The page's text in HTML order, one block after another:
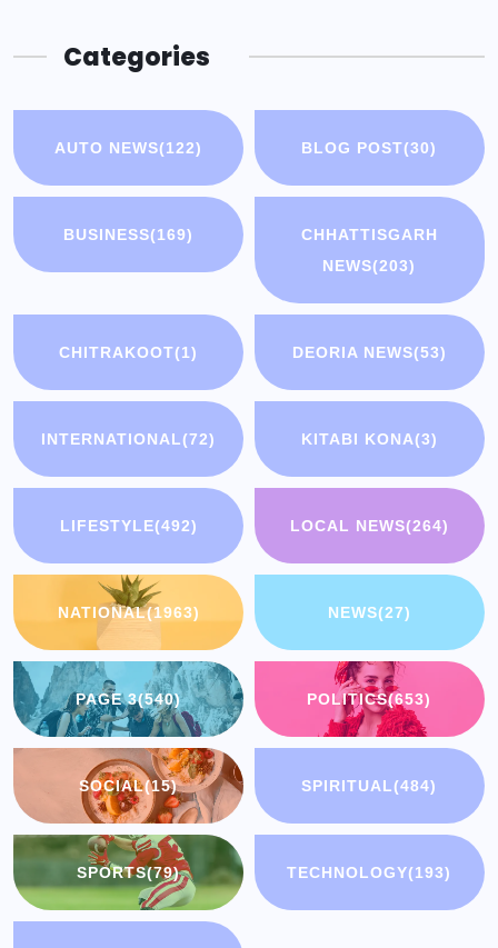
Categories
AUTO NEWS(122) BLOG POST(30)
BUSINESS(169)
CHHATTISGARH
NEWS(203)
CHITRAKOOT(1) DEORIA NEWS(53)
INTERNATIONAL(72) KITABI KONA(3)
LIFESTYLE(492) LOCAL NEWS(264)
NATIONAL(1963) NEWS(27)
PAGE 3(540) POLITICS(653)
SOCIAL(15) SPIRITUAL(484)
SPORTS(79) TECHNOLOGY(193)